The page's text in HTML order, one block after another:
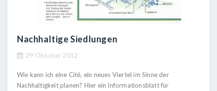
Nachhaltige Siedlungen
29 Oktober 2012
Wie kann ich eine Cité, ein neues Viertel im Sinne der
Nachhaltigkeit planen? Hier ein Informationsblatt für